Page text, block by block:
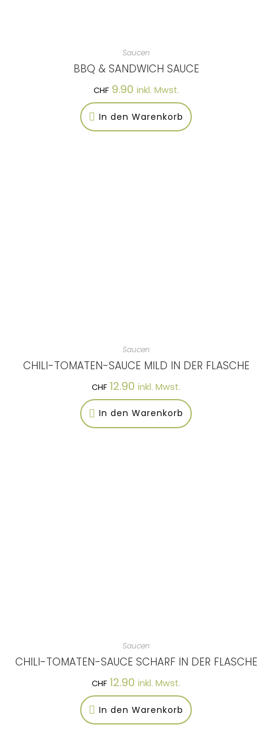
Saucen
BBQ & SANDWICH SAUCE
CHF9.90 inkl. Mwst.
In den Warenkorb
Saucen
CHILI-TOMATEN-SAUCE MILD IN DER FLASCHE
CHF 12.90 inkl. Mwst.
In den Warenkorb
Saucen
CHILI-TOMATEN-SAUCE SCHARF IN DER FLASCHE
CHF 12.90 inkl. Mwst.
In den Warenkorb